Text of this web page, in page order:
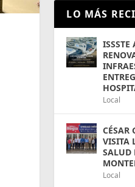
LO MÁS
ISSSTE
Local
CÉSAR
VISITA
SALUD
Local